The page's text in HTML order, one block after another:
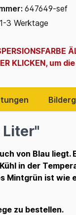
647649-sef
1-3 Werktage
KLICKEN, um
von Blau liegt.
in der
Mintgrün ist
zu bestellen.